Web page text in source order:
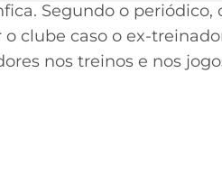
Segundo o periódico,
clube caso o ex-
nos treinos e nos